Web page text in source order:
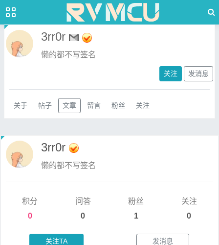
3rr0r
懒的都不写签名
关注 发消息
关于 帖子 文章 留言 粉丝 关注
3rr0r
懒的都不写签名
积分
0
问答
0
粉丝
1
关注
0
关注TA 发消息